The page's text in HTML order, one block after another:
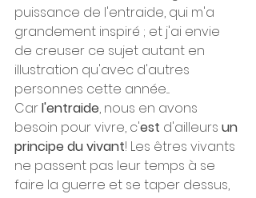
puissance de l'entraide, qui m'a
grandement inspiré ; et j'ai envie
de creuser ce sujet autant en
illustration qu'avec d'autres
personnes cette année....
Car l'entraide, nous en avons
besoin pour vivre, c'est d'ailleurs un
principe du vivant! Les êtres vivants
ne passent pas leur temps à se
faire la guerre et se taper dessus,